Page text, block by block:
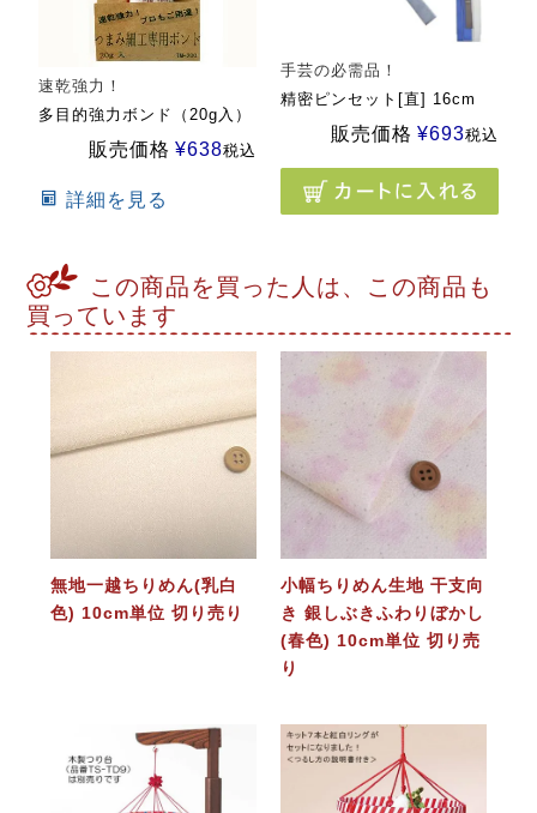
速乾強力！
多目的強力ボンド（20g入）
販売価格 ¥638税込
詳細を見る
手芸の必需品！
精密ピンセット[直] 16cm
販売価格 ¥693税込
この商品を買った人は、この商品も
買っています
無地一越ちりめん(乳白
色) 10cm単位 切り売り
小幅ちりめん生地 干支向
き 銀しぶきふわりぼかし
(春色) 10cm単位 切り売
り